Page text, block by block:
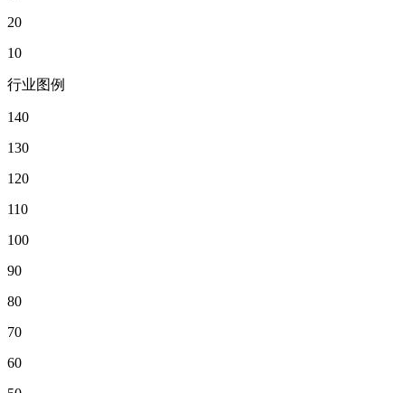
20
10
行业图例
140
130
120
110
100
90
80
70
60